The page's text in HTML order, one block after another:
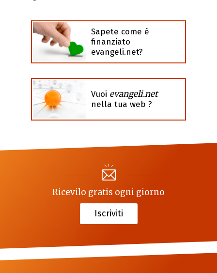
Sapete come è
finanziato
evangeli.net?
Vuoi evangeli.net
nella tua web ?
Ricevilo gratis ogni giorno
Iscriviti